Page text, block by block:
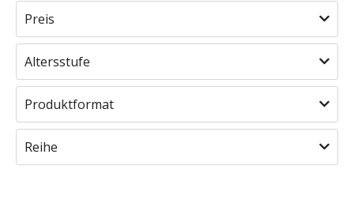
Preis
Altersstufe
Produktformat
Reihe